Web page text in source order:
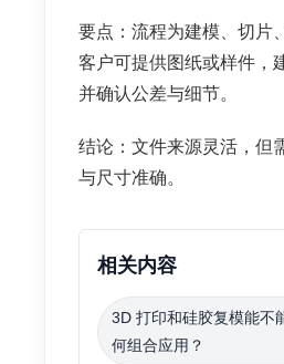
要点：流程为建模、切片
客户可提供图纸或样件，
并确认公差与细节。
结论：文件来源灵活，但
与尺寸准确。
相关内容
3D 打印和硅胶复模能不
何组合应用？